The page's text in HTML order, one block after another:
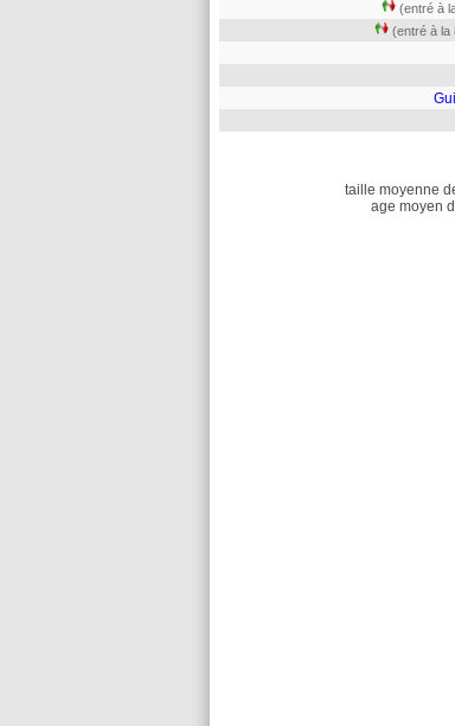
(entré à
(entré à la
taille moyenne
age moyen